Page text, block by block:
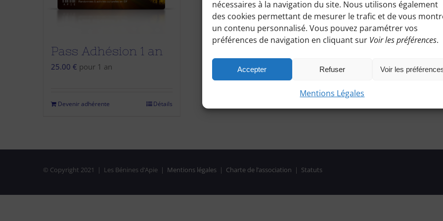
nécessaires à la navigation du site. Nous utilisons également
des cookies permettant de mesurer le trafic et de vous
un contenu personnalisé. Vous pouvez paramétrer vos
préférences de navigation en cliquant sur Voir les préférences.
Accepter Refuser Voir les
Mentions Légales
Pass Adhésion 1 an
25.00 € pour 1 an
Devenir adhérente Détails
© Copyright 2021 | Les Bénines d’Apie | Mentions légales| Charte de l’association | Statuts